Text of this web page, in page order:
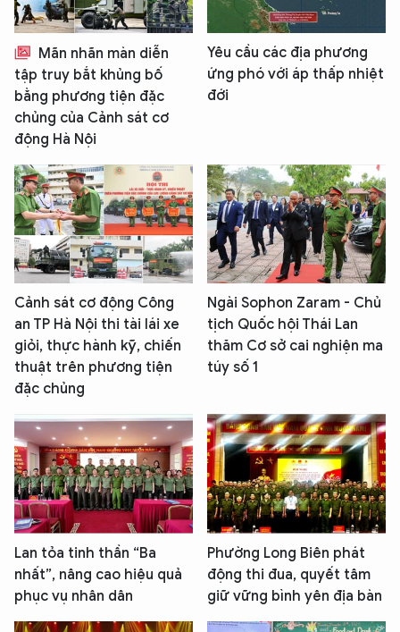
Mãn nhãn màn diễn
tập truy bắt khủng bố
bằng phương tiện đặc
chủng của Cảnh sát cơ
động Hà Nội
Yêu cầu các địa phương
ứng phó với áp thấp nhiệt
đới
Cảnh sát cơ động Công
an TP Hà Nội thi tài lái xe
giỏi, thực hành kỹ, chiến
thuật trên phương tiện
đặc chủng
Ngài Sophon Zaram - Chủ
tịch Quốc hội Thái Lan
thăm Cơ sở cai nghiện ma
túy số 1
Lan tỏa tinh thần “Ba
nhất”, nâng cao hiệu quả
phục vụ nhân dân
Phường Long Biên phát
động thi đua, quyết tâm
giữ vững bình yên địa bàn